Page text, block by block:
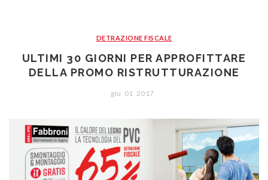
DETRAZIONE FISCALE
ULTIMI 30 GIORNI PER APPROFITTARE
DELLA PROMO RISTRUTTURAZIONE
giu 01 2017